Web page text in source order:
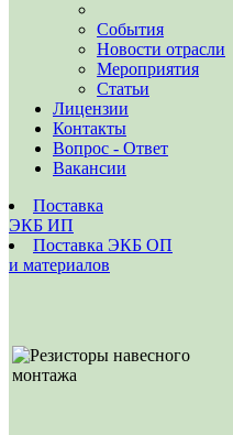
События
Новости отрасли
Мероприятия
Статьи
Лицензии
Контакты
Вопрос - Ответ
Вакансии
Поставка
ЭКБ ИП
Поставка ЭКБ ОП
и материалов